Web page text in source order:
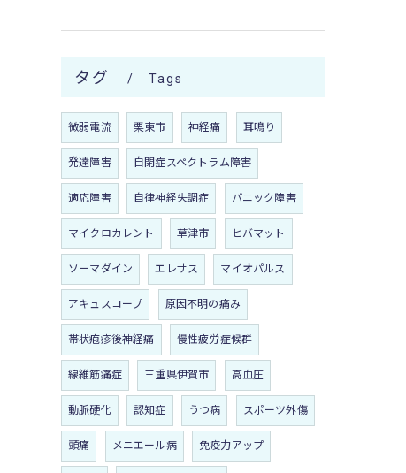
タグ Tags
微弱電流 栗東市 神経痛 耳鳴り
発達障害 自閉症スペクトラム障害
適応障害 自律神経失調症 パニック障害
マイクロカレント 草津市 ヒバマット
ソーマダイン エレサス マイオパルス
アキュスコープ 原因不明の痛み
帯状疱疹後神経痛 慢性疲労症候群
線維筋痛症 三重県伊賀市 高血圧
動脈硬化 認知症 うつ病 スポーツ外傷
頭痛 メニエール病 免疫力アップ